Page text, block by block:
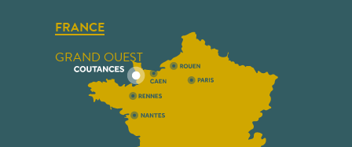
FRANCE
GRAND OUEST